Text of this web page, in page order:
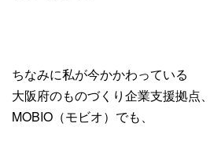
ちなみに私が今かかわっている
大阪府のものづくり企業支援拠点、
MOBIO（モビオ）でも、